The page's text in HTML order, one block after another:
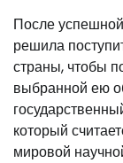
После
решила
страны, чтобы
выбранной ею
который
мировой